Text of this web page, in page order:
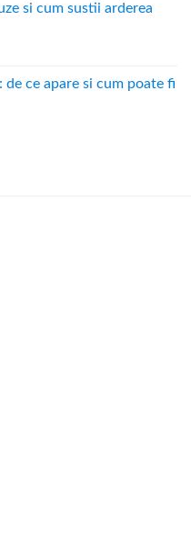
si cum sustii arderea
de ce apare si cum poate fi